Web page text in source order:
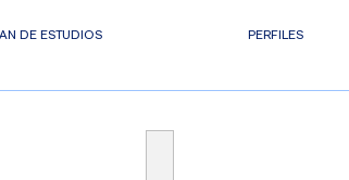
DE ESTUDIOS PERFILES